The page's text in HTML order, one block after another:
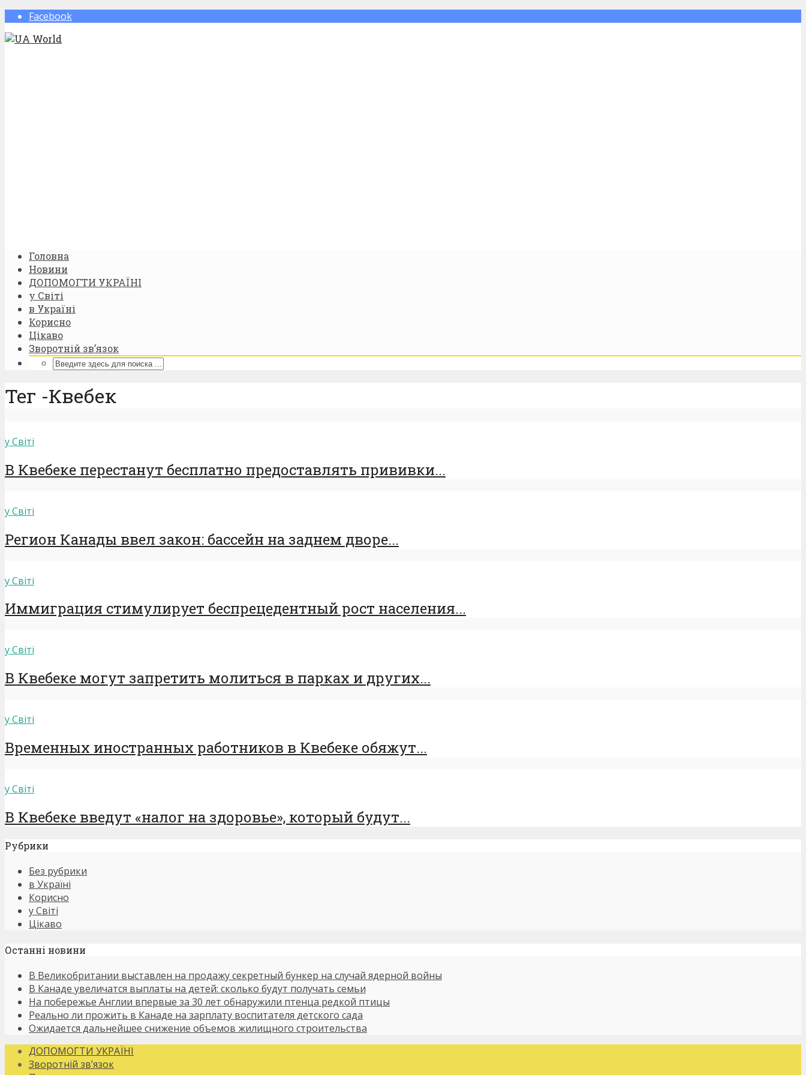
Facebook
Головна
Новини
ДОПОМОГТИ УКРАЇНІ
у Світі
в Україні
Корисно
Цікаво
Зворотній зв’язок
Тег -Квебек
у Світі
В Квебеке перестанут бесплатно предоставлять прививки...
у Світі
Регион Канады ввел закон: бассейн на заднем дворе...
у Світі
Иммиграция стимулирует беспрецедентный рост населения...
у Світі
В Квебеке могут запретить молиться в парках и других...
у Світі
Временных иностранных работников в Квебеке обяжут...
у Світі
В Квебеке введут «налог на здоровье», который будут...
Рубрики
Без рубрики
в Україні
Корисно
у Світі
Цікаво
Останнi новини
В Великобритании выставлен на продажу секретный бункер на случай ядерной войны
В Канаде увеличатся выплаты на детей: сколько будут получать семьи
На побережье Англии впервые за 30 лет обнаружили птенца редкой птицы
Реально ли прожить в Канаде на зарплату воспитателя детского сада
Ожидается дальнейшее снижение объемов жилищного строительства
ДОПОМОГТИ УКРАЇНІ
Зворотній зв’язок